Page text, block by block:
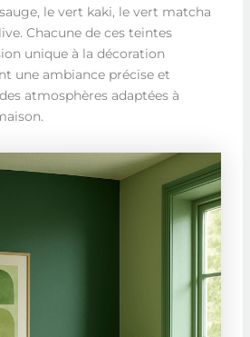
le vert kaki, le vert matcha
Chacune de ces teintes
unique à la décoration
une ambiance précise et
atmosphères adaptées à